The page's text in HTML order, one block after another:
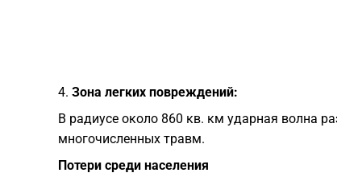
4. Зона легких повреждений:
В радиусе около 860 кв. км ударная волна
многочисленных травм.
Потери среди населения